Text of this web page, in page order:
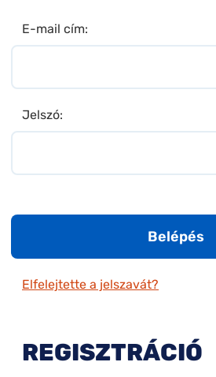
E-mail cím:
Jelszó:
Belépés
Elfelejtette a jelszavát?
REGISZTRÁCIÓ